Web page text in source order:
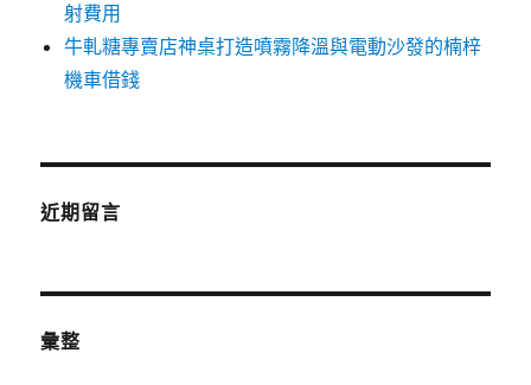
射費用
牛軋糖專賣店神桌打造噴霧降溫與電動沙發的楠梓
機車借錢
近期留言
彙整